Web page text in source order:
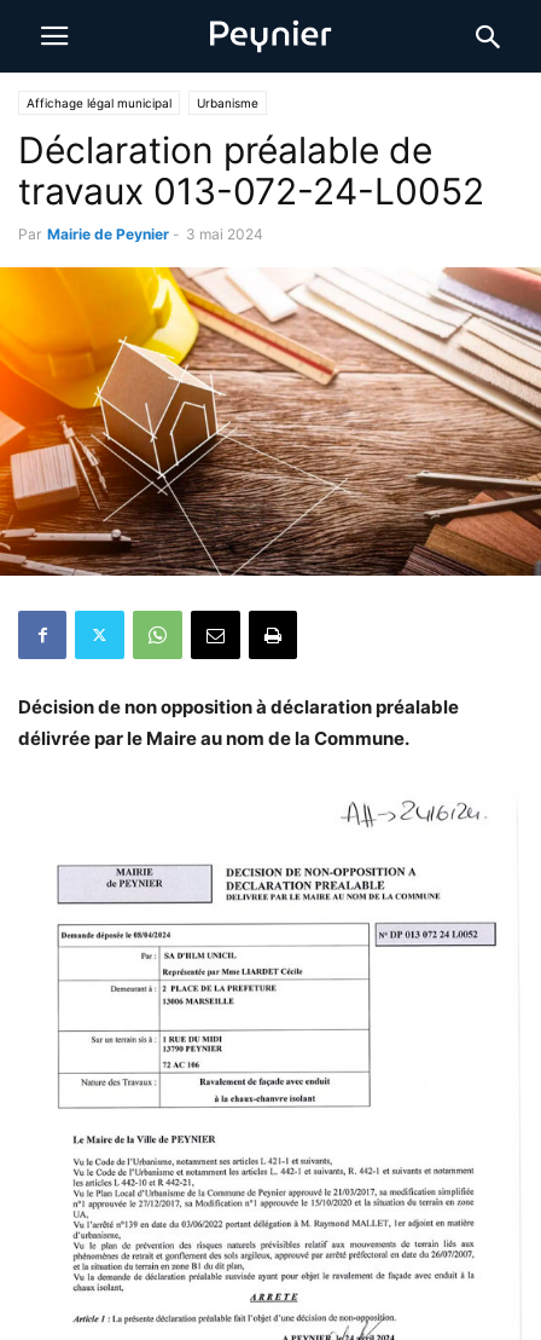
Affichage légal municipal Urbanisme
Déclaration préalable de
travaux 013-072-24-L0052
Par Mairie de Peynier - 3 mai 2024
Décision de non opposition à déclaration préalable
délivrée par le Maire au nom de la Commune.